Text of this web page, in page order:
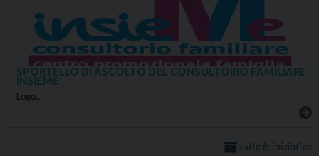
SPORTELLO DI ASCOLTO DEL CONSULTORIO FAMILIARE
INSIEME
Logo…
tutte le iniziative